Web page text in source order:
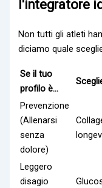
l'integratore
Non tutti gli atleti
diciamo quale
Se il tuo
profilo è...
Prevenzione
(Allenarsi
senza
dolore)
Leggero
disagio